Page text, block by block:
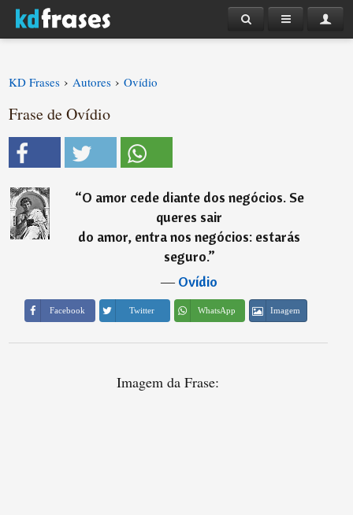
KD Frases › Autores › Ovídio
Frase de Ovídio
“O amor cede diante dos negócios. Se
queres sair
do amor, entra nos negócios: estarás
seguro.”
―Ovídio
Facebook Twitter WhatsApp Imagem
Imagem da Frase: